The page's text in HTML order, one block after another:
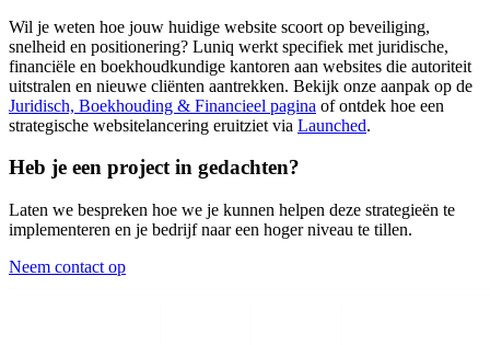
Wil je weten hoe jouw huidige website scoort op beveiliging,
snelheid en positionering? Luniq werkt specifiek met juridische,
financiële en boekhoudkundige kantoren aan websites die autoriteit
uitstralen en nieuwe cliënten aantrekken. Bekijk onze aanpak op de
Juridisch, Boekhouding & Financieel pagina of ontdek hoe een
strategische websitelancering eruitziet via Launched.
Heb je een project in gedachten?
Laten we bespreken hoe we je kunnen helpen deze strategieën te
implementeren en je bedrijf naar een hoger niveau te tillen.
Neem contact op